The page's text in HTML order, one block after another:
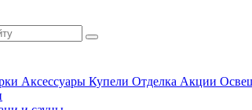
Аксессуары Купели Отделка Акции